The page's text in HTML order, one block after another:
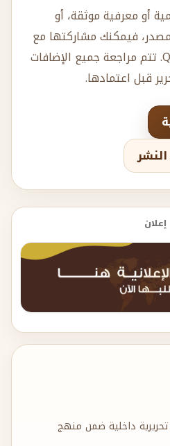
داخلية ضمن منهج
أو معرفية موثقة، أو
فيمكنك مشاركتها مع
فريق التحرير في Qpedia. تتم مراجعة جميع الإضافات
قبل اعتمادها.
إعلان